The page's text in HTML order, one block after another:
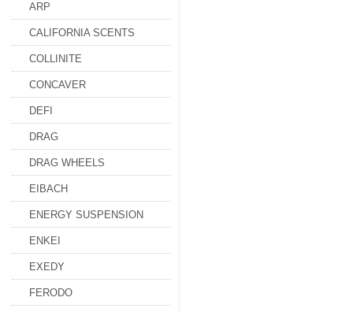
ARP
CALIFORNIA SCENTS
COLLINITE
CONCAVER
DEFI
DRAG
DRAG WHEELS
EIBACH
ENERGY SUSPENSION
ENKEI
EXEDY
FERODO